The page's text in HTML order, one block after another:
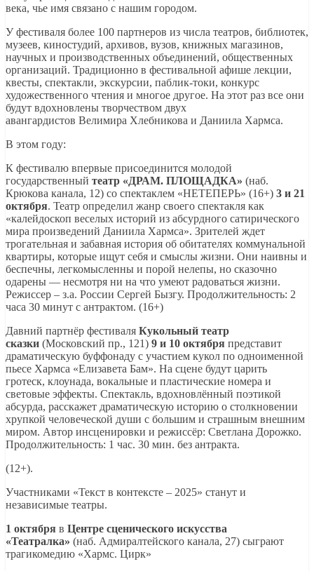
века, чье имя связано с нашим городом.
У фестиваля более 100 партнеров из числа театров, библиотек,
музеев, киностудий, архивов, вузов, книжных магазинов,
научных и производственных объединений, общественных
организаций. Традиционно в фестивальной афише лекции,
квесты, спектакли, экскурсии, паблик-токи, конкурс
художественного чтения и многое другое. На этот раз все они
будут вдохновлены творчеством двух
авангардистов Велимира Хлебникова и Даниила Хармса.
В этом году:
К фестивалю впервые присоединится молодой
государственный театр «ДРАМ. ПЛОЩАДКА» (наб.
Крюкова канала, 12) со спектаклем «НЕТЕПЕРЬ» (16+) 3 и 21
октября. Театр определил жанр своего спектакля как
«калейдоскоп веселых историй из абсурдного сатирического
мира произведений Даниила Хармса». Зрителей ждет
трогательная и забавная история об обитателях коммунальной
квартиры, которые ищут себя и смыслы жизни. Они наивны и
беспечны, легкомысленны и порой нелепы, но сказочно
одарены — несмотря ни на что умеют радоваться жизни.
Режиссер – з.а. России Сергей Бызгу. Продолжительность: 2
часа 30 минут с антрактом. (16+)
Давний партнёр фестиваля Кукольный театр
сказки (Московский пр., 121) 9 и 10 октября представит
драматическую буффонаду с участием кукол по одноименной
пьесе Хармса «Елизавета Бам». На сцене будут царить
гротеск, клоунада, вокальные и пластические номера и
световые эффекты. Спектакль, вдохновлённый поэтикой
абсурда, расскажет драматическую историю о столкновении
хрупкой человеческой души с большим и страшным внешним
миром. Автор инсценировки и режиссёр: Светлана Дорожко.
Продолжительность: 1 час. 30 мин. без антракта.
(12+).
Участниками «Текст в контексте – 2025» станут и
независимые театры.
1 октября в Центре сценического искусства
«Театралка» (наб. Адмиралтейского канала, 27) сыграют
трагикомедию «Хармс. Цирк»